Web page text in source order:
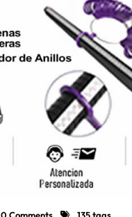
0 Comments 135 tags